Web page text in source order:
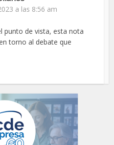
a las 8:56 am
punto de vista, esta nota
torno al debate que